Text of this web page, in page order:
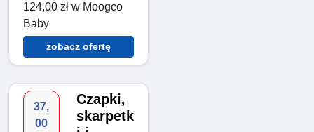
124,00 zł w Moogco
Baby
zobacz ofertę
37,
00
Czapki,
skarpetk